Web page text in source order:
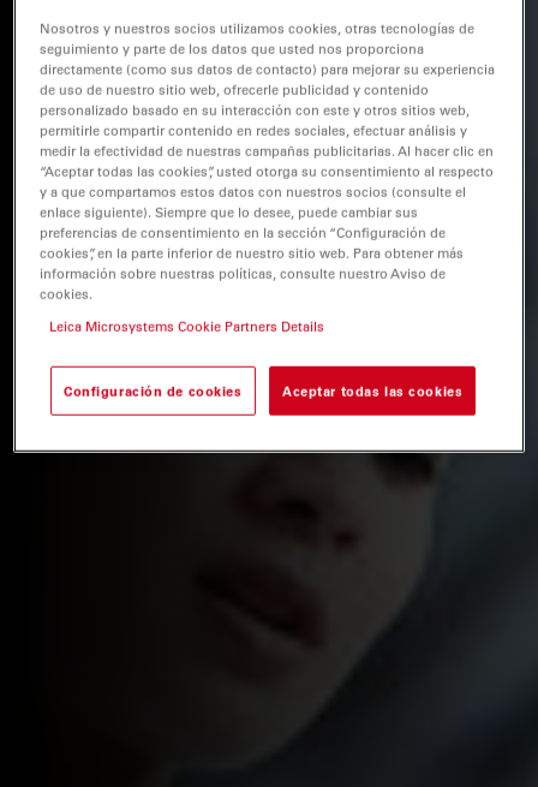
Nosotros y nuestros socios utilizamos cookies, otras tecnologías de
seguimiento y parte de los datos que usted nos proporciona
directamente (como sus datos de contacto) para mejorar su experiencia
de uso de nuestro sitio web, ofrecerle publicidad y contenido
personalizado basado en su interacción con este y otros sitios web,
permitirle compartir contenido en redes sociales, efectuar análisis y
medir la efectividad de nuestras campañas publicitarias. Al hacer clic en
“Aceptar todas las cookies”, usted otorga su consentimiento al respecto
y a que compartamos estos datos con nuestros socios (consulte el
enlace siguiente). Siempre que lo desee, puede cambiar sus
preferencias de consentimiento en la sección “Configuración de
cookies”, en la parte inferior de nuestro sitio web. Para obtener más
información sobre nuestras políticas, consulte nuestro Aviso de
cookies.
Leica Microsystems Cookie Partners Details
Configuración de cookies Aceptar todas las cookies